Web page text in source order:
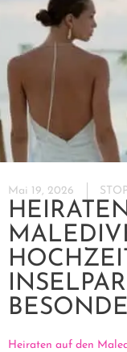
Mai 19, 2026
Heiraten auf den